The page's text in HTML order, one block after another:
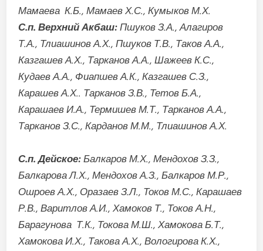
Мамаева К.Б., Мамаев Х.С., Кумыков М.Х.
С.п. Верхний Акбаш: Пшуков З.А., Алагиров
Т.А., Тлиашинов А.Х., Пшуков Т.В., Таков А.А.,
Казгашев А.Х., Тарканов А.А., Шажеев К.С.,
Кудаев А.А., Фиапшев А.К., Казгашев С.З.,
Карашев А.Х.. Тарканов З.В., Тетов Б.А.,
Карашаев И.А., Термишев М.Т., Тарканов А.А.,
Тарканов З.С., Карданов М.М., Тлиашинов А.Х.
С.п. Дейское: Балкаров М.Х., Мендохов З.З.,
Балкарова Л.Х., Мендохов А.З., Балкаров М.Р.,
Ошроев А.Х., Оразаев З.Л., Токов М.С., Карашаев
Р.В., Варитлов А.И., Хамоков Т., Токов А.Н.,
Барагунова Т.К., Токова М.Ш., Хамокова Б.Т.,
Хамокова И.Х., Такова А.Х., Вологирова К.Х.,